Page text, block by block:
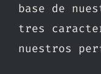
base de
tres
nuestros